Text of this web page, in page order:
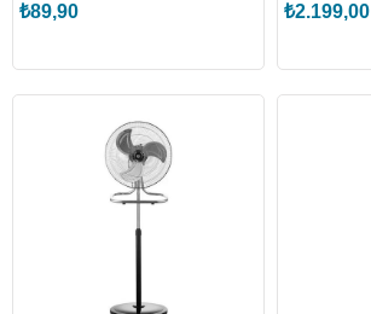
₺89,90 ₺2.199,00